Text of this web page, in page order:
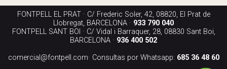
FONTPELL EL PRAT · C/ Frederic Soler, 42, 08820, El Prat de
Llobregat, BARCELONA · 933 790 040
FONTPELL SANT BOI · C/ Vidal i Barraquer, 28, 08830 Sant Boi,
BARCELONA · 936 400 502
comercial@fontpell.com· Consultas por Whatsapp: 685 36 48 60